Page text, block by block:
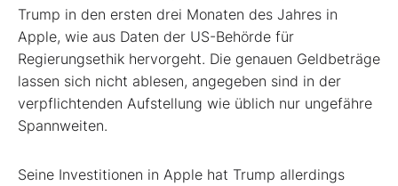
Trump in den ersten drei Monaten des Jahres in
Apple, wie aus Daten der US-Behörde für
Regierungsethik hervorgeht. Die genauen Geldbeträge
lassen sich nicht ablesen, angegeben sind in der
verpflichtenden Aufstellung wie üblich nur ungefähre
Spannweiten.
Seine Investitionen in Apple hat Trump allerdings